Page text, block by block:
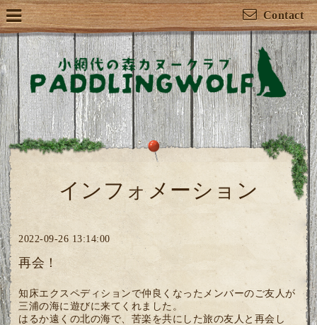
Contact
インフォメーション
2022-09-26 13:14:00
再会！
知床エクスペディションで仲良くなったメンバーのご友人が
三浦の海に遊びに来てくれました。
はるか遠くの北の海で、苦楽を共にした旅の友人と再会し